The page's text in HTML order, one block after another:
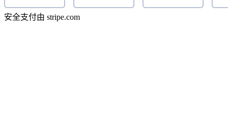
安全支付由 stripe.com